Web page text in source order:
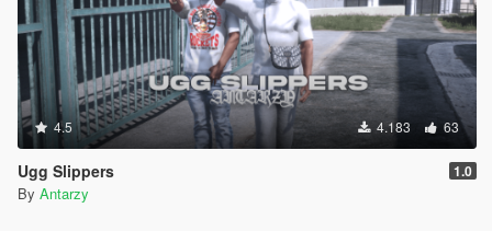
4.5 4.183 63
Ugg Slippers 1.0
By Antarzy